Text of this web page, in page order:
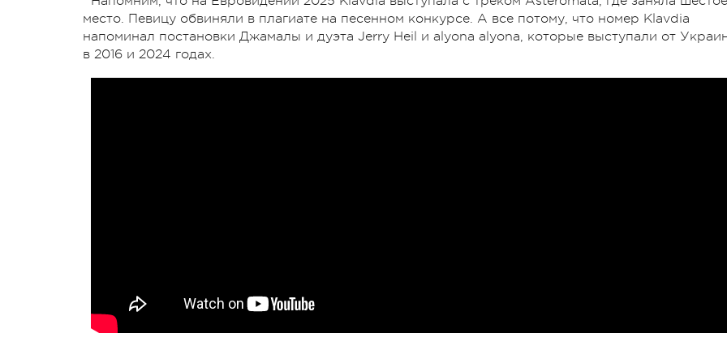
место. Певицу обвиняли в плагиате на песенном конкурсе. А все потому, что номер Klavdia
напоминал постановки Джамалы и дуэта Jerry Heil и alyona alyona, которые выступали от
в 2016 и 2024 годах.